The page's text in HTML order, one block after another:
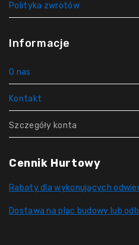
Polityka zwrotów
Informacje
O nas
Kontakt
Szczegóły konta
Cennik Hurtowy
Rabaty dla wykonujących
Dostawa na plac budowy lub